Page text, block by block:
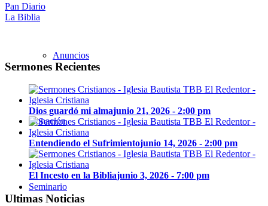
Anuncios
Donación
Seminario
Pan Diario
La Biblia
Sermones Recientes
Dios guardó mi almajunio 21, 2026 - 2:00 pm
Entendiendo el Sufrimientojunio 14, 2026 - 2:00 pm
El Incesto en la Bibliajunio 3, 2026 - 7:00 pm
Ultimas Noticias